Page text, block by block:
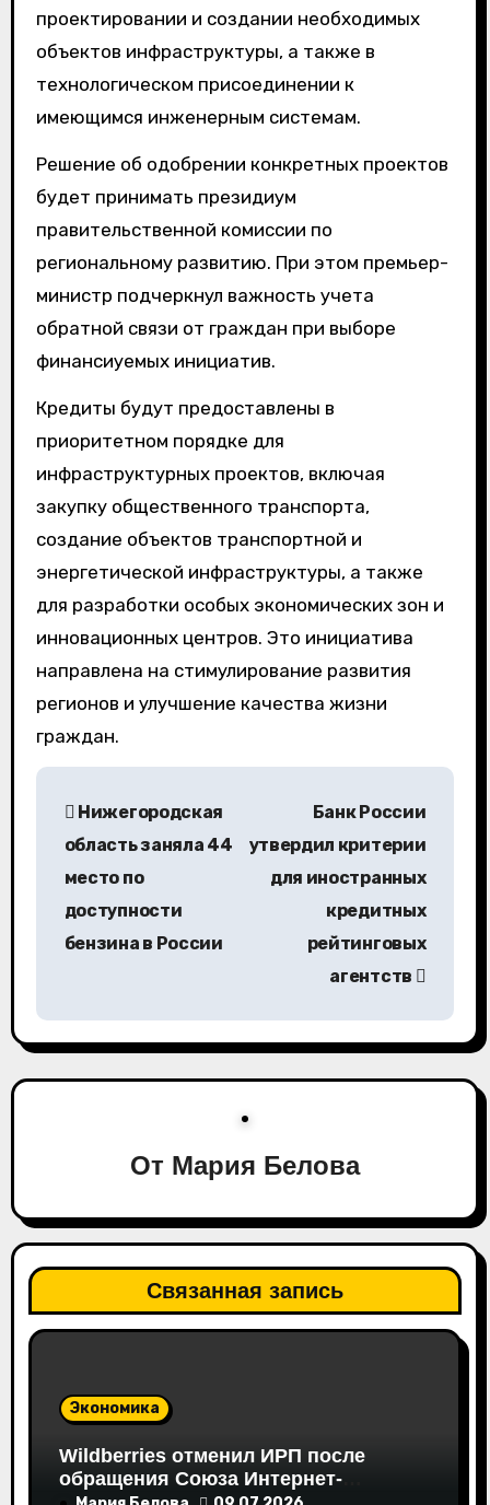
проектировании и создании необходимых
объектов инфраструктуры, а также в
технологическом присоединении к
имеющимся инженерным системам.
Решение об одобрении конкретных проектов
будет принимать президиум
правительственной комиссии по
региональному развитию. При этом премьер-
министр подчеркнул важность учета
обратной связи от граждан при выборе
финансиуемых инициатив.
Кредиты будут предоставлены в
приоритетном порядке для
инфраструктурных проектов, включая
закупку общественного транспорта,
создание объектов транспортной и
энергетической инфраструктуры, а также
для разработки особых экономических зон и
инновационных центров. Это инициатива
направлена на стимулирование развития
регионов и улучшение качества жизни
граждан.
а
ц
о
з
а
Нижегородская
область заняла 44
место по
доступности
бензина в России
Банк России
утвердил критерии
для иностранных
кредитных
рейтинговых
агентств
От Мария Белова
Связанная запись
Экономика
Wildberries отменил ИРП после
обращения Союза Интернет-